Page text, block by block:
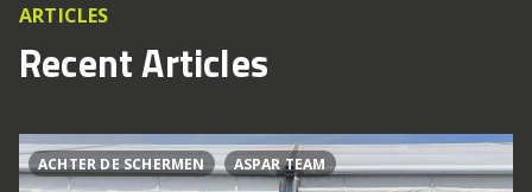
ARTICLES
Recent Articles
ACHTER DE SCHERMEN ASPAR TEAM